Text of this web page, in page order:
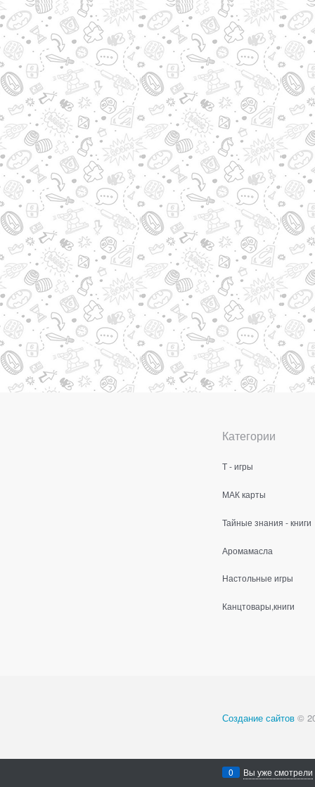
Категории
Т - игры
МАК карты
Тайные знания - книги
Аромамасла
Настольные игры
Канцтовары,книги
Создание сайтов ©
0 Вы уже смотрели